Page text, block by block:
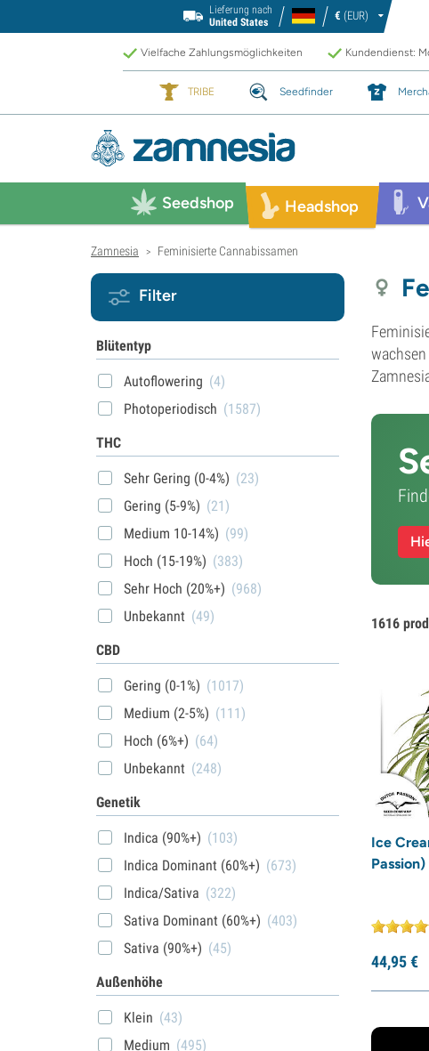
Lieferung nach
United States
€ (EUR)
Vielfache Zahlungsmöglichkeiten Kundendienst:
TRIBE Seedfinder
Seedshop Headshop
Zamnesia > Feminisierte Cannabissamen
1616
Ice
44,95€
Filter
Blütentyp
Autoflowering (4)
Photoperiodisch (1587)
THC
Sehr Gering (0-4%) (23)
Gering (5-9%) (21)
Medium 10-14%) (99)
Hoch (15-19%) (383)
Sehr Hoch (20%+) (968)
Unbekannt (49)
CBD
Gering (0-1%) (1017)
Medium (2-5%) (111)
Hoch (6%+) (64)
Unbekannt (248)
Genetik
Indica (90%+) (103)
Indica Dominant (60%+) (673)
Indica/Sativa (322)
Sativa Dominant (60%+) (403)
Sativa (90%+) (45)
Außenhöhe
Klein (43)
Medium (495)